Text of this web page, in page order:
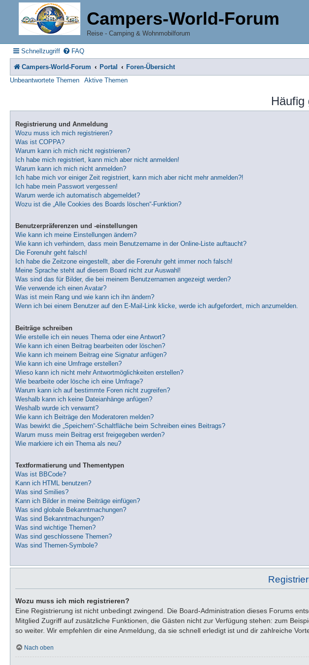
Campers-World-Forum
Reise - Camping & Wohnmobilforum
Schnellzugriff FAQ
Campers-World-Forum Portal
Foren-Übersicht
Unbeantwortete Themen
Aktive Themen
Häufig
Registrierung und Anmeldung
Wozu muss ich mich registrieren?
Was ist COPPA?
Warum kann ich mich nicht registrieren?
Ich habe mich registriert, kann mich aber nicht anmelden!
Warum kann ich mich nicht anmelden?
Ich habe mich vor einiger Zeit registriert, kann mich aber nicht mehr anmelden?!
Ich habe mein Passwort vergessen!
Warum werde ich automatisch abgemeldet?
Wozu ist die „Alle Cookies des Boards löschen“-Funktion?
Benutzerpräferenzen und -einstellungen
Wie kann ich meine Einstellungen ändern?
Wie kann ich verhindern, dass mein Benutzername in der Online-Liste auftaucht?
Die Forenuhr geht falsch!
Ich habe die Zeitzone eingestellt, aber die Forenuhr geht immer noch falsch!
Meine Sprache steht auf diesem Board nicht zur Auswahl!
Was sind das für Bilder, die bei meinem Benutzernamen angezeigt werden?
Wie verwende ich einen Avatar?
Was ist mein Rang und wie kann ich ihn ändern?
Wenn ich bei einem Benutzer auf den E-Mail-Link klicke, werde ich aufgefordert, mich anzumelden.
Beiträge schreiben
Wie erstelle ich ein neues Thema oder eine Antwort?
Wie kann ich einen Beitrag bearbeiten oder löschen?
Wie kann ich meinem Beitrag eine Signatur anfügen?
Wie kann ich eine Umfrage erstellen?
Wieso kann ich nicht mehr Antwortmöglichkeiten erstellen?
Wie bearbeite oder lösche ich eine Umfrage?
Warum kann ich auf bestimmte Foren nicht zugreifen?
Weshalb kann ich keine Dateianhänge anfügen?
Weshalb wurde ich verwarnt?
Wie kann ich Beiträge den Moderatoren melden?
Was bewirkt die „Speichern“-Schaltfläche beim Schreiben eines Beitrags?
Warum muss mein Beitrag erst freigegeben werden?
Wie markiere ich ein Thema als neu?
Textformatierung und Thementypen
Was ist BBCode?
Kann ich HTML benutzen?
Was sind Smilies?
Kann ich Bilder in meine Beiträge einfügen?
Was sind globale Bekanntmachungen?
Was sind Bekanntmachungen?
Was sind wichtige Themen?
Was sind geschlossene Themen?
Was sind Themen-Symbole?
Wozu muss ich mich registrieren?
Eine Registrierung ist nicht unbedingt zwingend. Die Board-Administration dieses Forums
Mitglied Zugriff auf zusätzliche Funktionen, die Gästen nicht zur Verfügung stehen: zum
so weiter. Wir empfehlen dir eine Anmeldung, da sie schnell erledigt ist und dir zahlreiche
Nach oben